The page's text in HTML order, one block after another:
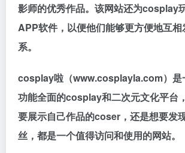
影师的优秀作品。该网站还为cosplay
APP软件，以便他们能够更方便地互
系。
cosplay啦（www.cosplayla.com）是
功能全面的cosplay和二次元文化平台
要展示自己作品的coser，还是想要发
丝，都是一个值得访问和使用的网站。